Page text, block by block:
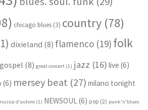
chicago blues (3) country (78)
dixieland (8) flamenco (19) folk
gospel (8) great concert (1) jazz (16) live (6)
(6) mersey beat (27) milano tonight
d'autore (1) NEWSOUL (6) pop (2) punk'n'blues